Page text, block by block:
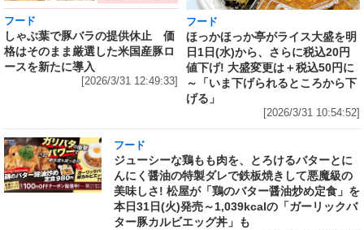
フード
しゃぶ葉で豚バラの提供休止 価
格はそのまま厳選した米国産豚ロ
ースを新たに導入
[2026/3/31 12:49:33]
フード
ほっかほっか亭がライス大盛を明
日1日(水)から、さらに税込20円
値下げ! 大盛変更は＋税込50円に
～「いま下げられるところから下
げる」
[2026/3/31 10:54:52]
フード
ジューシーな鶏もも肉を、とろけるバターとに
んにく醤油の特製ダレで鉄板焼きして悪魔級の
美味しさ! 松屋が「鶏のバター醤油炒め定食」を
本日31日(火)発売～1,039kcalの「ガーリックバ
ター豚カルビエッグ丼」も